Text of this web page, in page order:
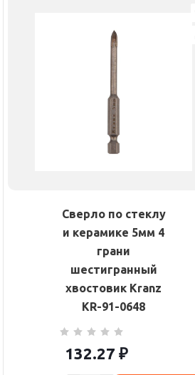
Сверло по стеклу
и керамике 5мм 4
грани
шестигранный
хвостовик Kranz
KR-91-0648
132.27 ₽